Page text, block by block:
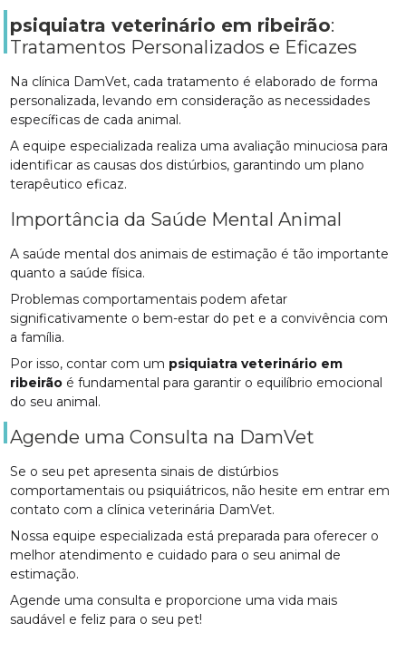
psiquiatra veterinário em ribeirão:
Tratamentos Personalizados e Eficazes
Na clínica DamVet, cada tratamento é elaborado de forma
personalizada, levando em consideração as necessidades
específicas de cada animal.
A equipe especializada realiza uma avaliação minuciosa para
identificar as causas dos distúrbios, garantindo um plano
terapêutico eficaz.
Importância da Saúde Mental Animal
A saúde mental dos animais de estimação é tão importante
quanto a saúde física.
Problemas comportamentais podem afetar
significativamente o bem-estar do pet e a convivência com
a família.
Por isso, contar com um psiquiatra veterinário em
ribeirão é fundamental para garantir o equilíbrio emocional
do seu animal.
Agende uma Consulta na DamVet
Se o seu pet apresenta sinais de distúrbios
comportamentais ou psiquiátricos, não hesite em entrar em
contato com a clínica veterinária DamVet.
Nossa equipe especializada está preparada para oferecer o
melhor atendimento e cuidado para o seu animal de
estimação.
Agende uma consulta e proporcione uma vida mais
saudável e feliz para o seu pet!